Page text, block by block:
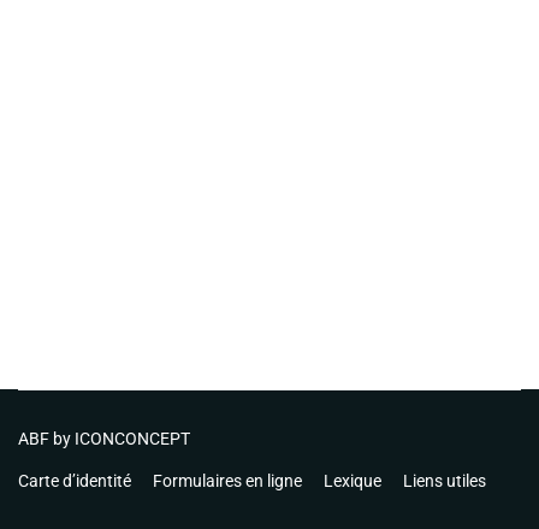
ABF by ICONCONCEPT
Carte d’identité Formulaires en ligne Lexique Liens utiles